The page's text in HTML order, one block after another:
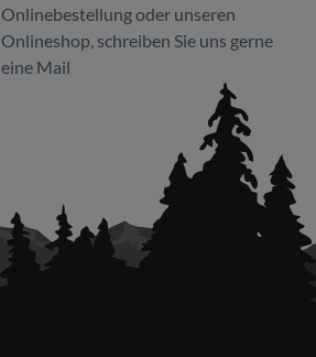
Onlinebestellung oder unseren
Onlineshop, schreiben Sie uns gerne
eine Mail